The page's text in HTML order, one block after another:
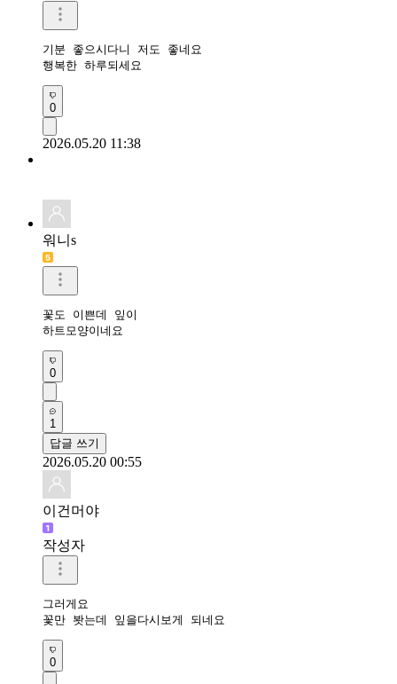
기분 좋으시다니 저도 좋네요
행복한 하루되세요
0
2026.05.20 11:38
워니s
꽃도 이쁜데 잎이
하트모양이네요
0
1
답글 쓰기
2026.05.20 00:55
이건머야
작성자
그러게요
꽃만 봣는데 잎을다시보게 되네요
0